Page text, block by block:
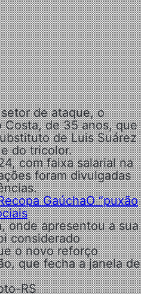
de ataque, o
de 35 anos, que
de Luis Suárez
do tricolor.
com faixa salarial na
foram divulgadas
GaúchaO “puxão
onde apresentou a sua
considerado
o novo reforço
que fecha a janela de
RS